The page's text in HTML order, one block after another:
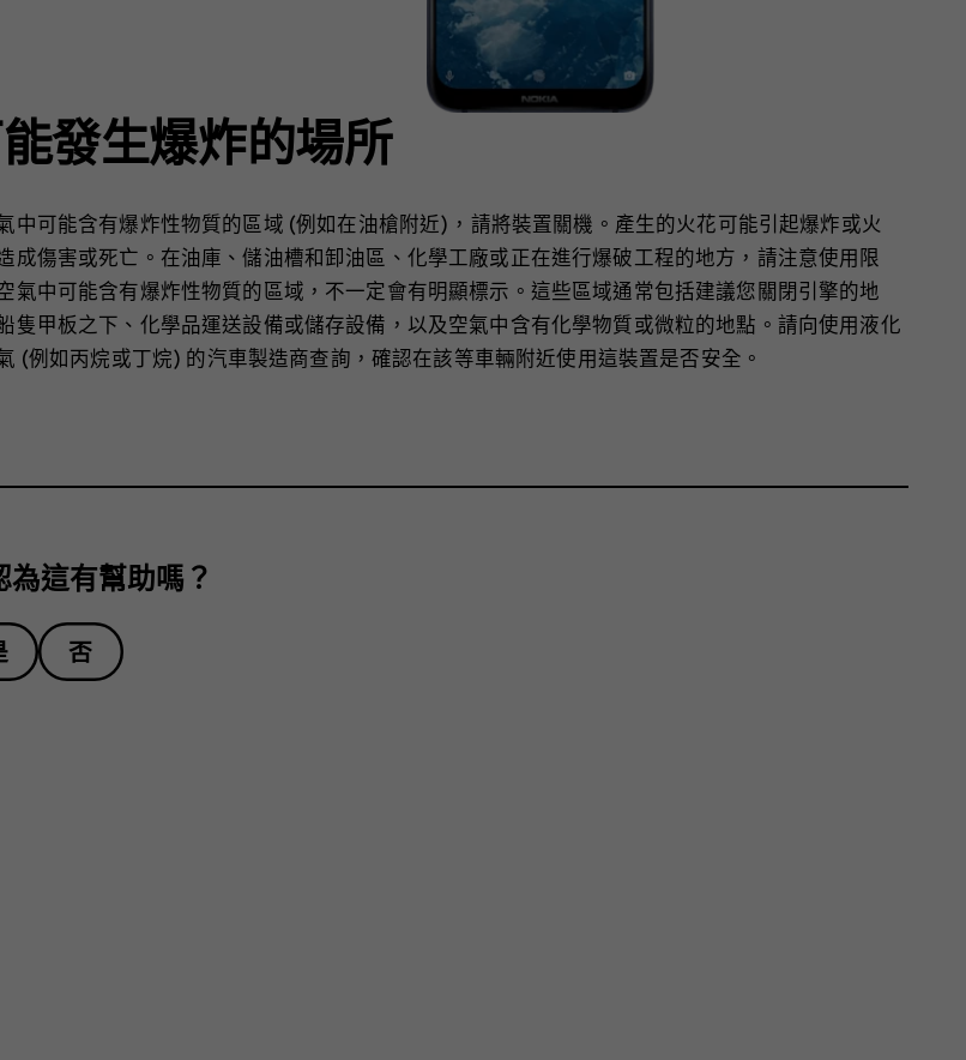
發生爆炸的場所
中可能含有爆炸性物質的區域 (例如在油槍附近)，請將裝置關機。產生的火花可能引起爆炸或火
成傷害或死亡。在油庫、儲油槽和卸油區、化學工廠或正在進行爆破工程的地方，請注意使用限
氣中可能含有爆炸性物質的區域，不一定會有明顯標示。這些區域通常包括建議您關閉引擎的地
隻甲板之下、化學品運送設備或儲存設備，以及空氣中含有化學物質或微粒的地點。請向使用液化
(例如丙烷或丁烷) 的汽車製造商查詢，確認在該等車輛附近使用這裝置是否安全。
為這有幫助嗎？
否